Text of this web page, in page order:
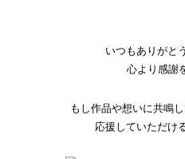
いつもありがと
心より感謝
もし作品や想いに共鳴
応援していただけ